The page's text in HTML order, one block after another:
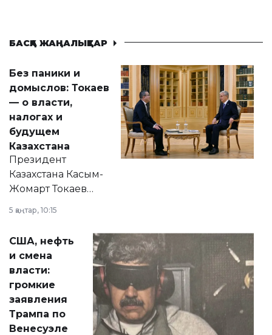
БАСҚА ЖАҢАЛЫҚТАР
Без паники и
домыслов: Токаев
— о власти,
налогах и
будущем
Казахстана
Президент
Казахстана Касым-
Жомарт Токаев
сразу несколько
актуальных тем —
от слухов о
политических
реформах до
вопросов армии,
экономики и
личного здоровья.
5 қаңтар, 10:15
США, нефть
и смена
власти:
громкие
заявления
Трампа по
Венесуэле